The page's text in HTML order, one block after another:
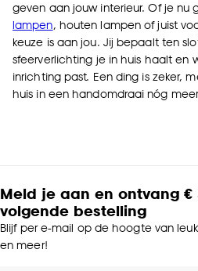
geven aan jouw interieur. Of je nu
lampen, houten lampen of juist
keuze is aan jou. Jij bepaalt ten
sfeerverlichting je in huis haalt en
inrichting past. Een ding is zeker,
huis in een handomdraai nóg
Meld je aan en ontvang €
volgende bestelling
Blijf per e-mail op de hoogte van
en meer!